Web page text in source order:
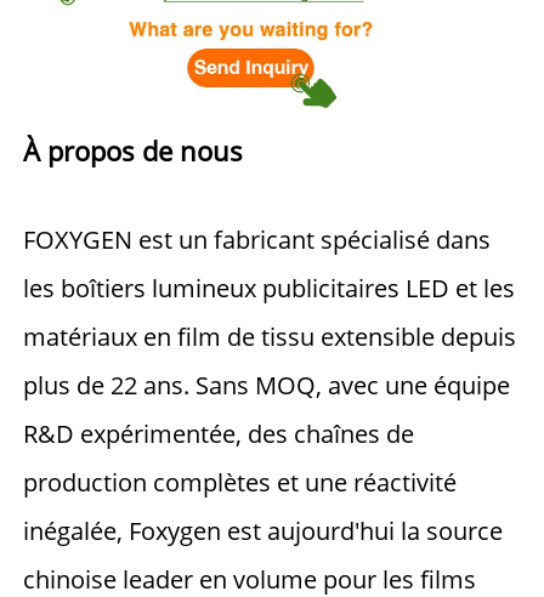
À propos de nous
FOXYGEN est un fabricant spécialisé dans
les boîtiers lumineux publicitaires LED et les
matériaux en film de tissu extensible depuis
plus de 22 ans. Sans MOQ, avec une équipe
R&D expérimentée, des chaînes de
production complètes et une réactivité
inégalée, Foxygen est aujourd'hui la source
chinoise leader en volume pour les films